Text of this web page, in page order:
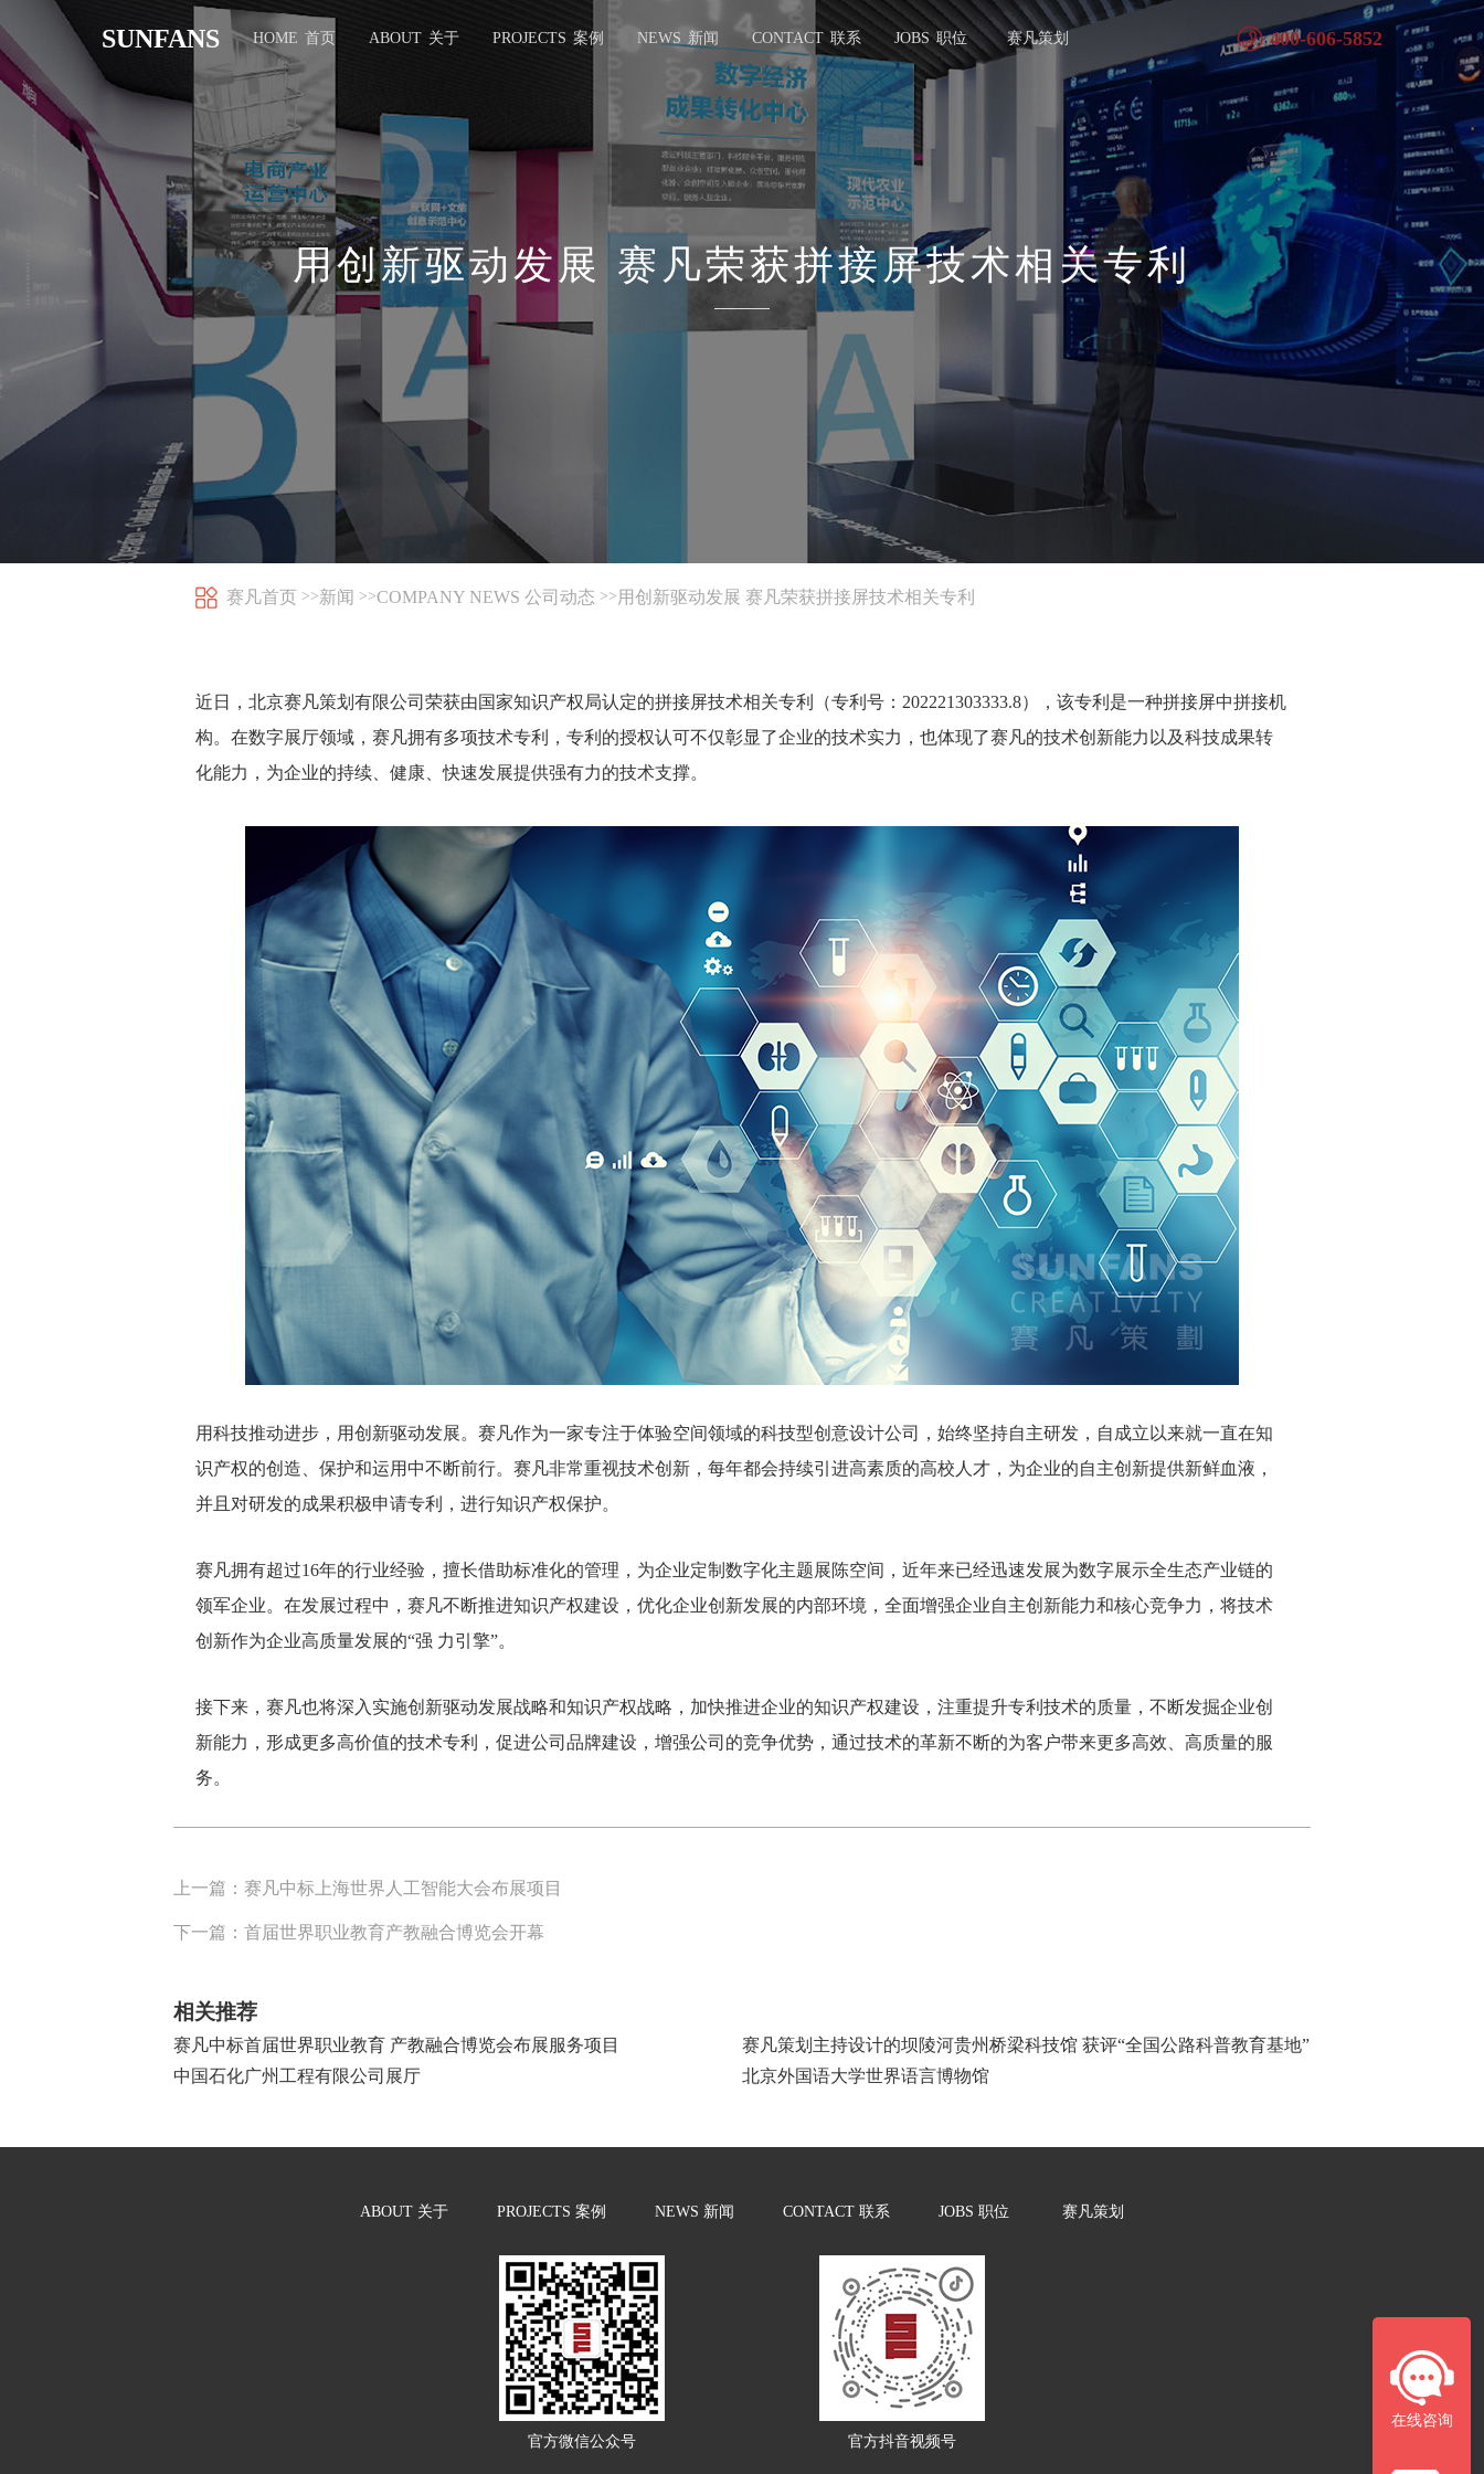
SUNFANS HOME 首页 ABOUT 关于 PROJECTS 案例 NEWS 新闻 CONTACT 联系 JOBS 职位 赛凡策划 400-606-5852
用创新驱动发展 赛凡荣获拼接屏技术相关专利
赛凡首页 >>新闻 >>COMPANY NEWS 公司动态 >> 用创新驱动发展 赛凡荣获拼接屏技术相关专利
近日，北京赛凡策划有限公司荣获由国家知识产权局认定的拼接屏技术相关专利（专利号：202221303333.8），该专利是一种拼接屏中拼接机
构。在数字展厅领域，赛凡拥有多项技术专利，专利的授权认可不仅彰显了企业的技术实力，也体现了赛凡的技术创新能力以及科技成果转
化能力，为企业的持续、健康、快速发展提供强有力的技术支撑。
用科技推动进步，用创新驱动发展。赛凡作为一家专注于体验空间领域的科技型创意设计公司，始终坚持自主研发，自成立以来就一直在知
识产权的创造、保护和运用中不断前行。赛凡非常重视技术创新，每年都会持续引进高素质的高校人才，为企业的自主创新提供新鲜血液，
并且对研发的成果积极申请专利，进行知识产权保护。
赛凡拥有超过16年的行业经验，擅长借助标准化的管理，为企业定制数字化主题展陈空间，近年来已经迅速发展为数字展示全生态产业链的
领军企业。在发展过程中，赛凡不断推进知识产权建设，优化企业创新发展的内部环境，全面增强企业自主创新能力和核心竞争力，将技术
创新作为企业高质量发展的“强 力引擎”。
接下来，赛凡也将深入实施创新驱动发展战略和知识产权战略，加快推进企业的知识产权建设，注重提升专利技术的质量，不断发掘企业创
新能力，形成更多高价值的技术专利，促进公司品牌建设，增强公司的竞争优势，通过技术的革新不断的为客户带来更多高效、高质量的服
务。
上一篇： 赛凡中标上海世界人工智能大会布展项目
下一篇： 首届世界职业教育产教融合博览会开幕
相关推荐
赛凡中标首届世界职业教育 产教融合博览会布展服务项目
赛凡策划主持设计的坝陵河贵州桥梁科技馆 获评“全国公路科普教育基地”
中国石化广州工程有限公司展厅
北京外国语大学世界语言博物馆
ABOUT 关于 PROJECTS 案例 NEWS 新闻 CONTACT 联系 JOBS 职位 赛凡策划
官方微信公众号 官方抖音视频号
在线咨询